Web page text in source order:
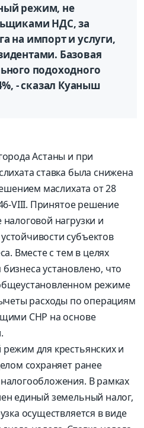
режим, не
НДС, за
на импорт и услуги,
Базовая
подоходного
- сказал Куаныш
Астаны и при
ставка была снижена
маслихата от 28
VIII. Принятое решение
нагрузки и
субъектов
Вместе с тем в целях
установлено, что
режиме
расходы по операциям
СНР на основе
для крестьянских и
сохраняет ранее
В рамках
единый земельный налог,
осуществляется в виде